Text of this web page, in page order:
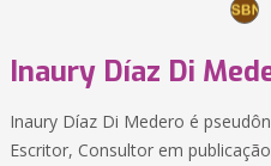
Inaury Díaz Di
Inaury Díaz Di Medero é
Escritor, Consultor em